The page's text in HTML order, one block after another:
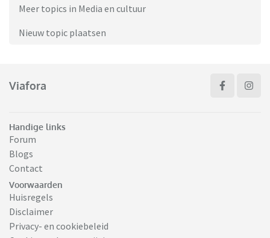
Meer topics in Media en cultuur
Nieuw topic plaatsen
Viafora
Handige links
Forum
Blogs
Contact
Voorwaarden
Huisregels
Disclaimer
Privacy- en cookiebeleid